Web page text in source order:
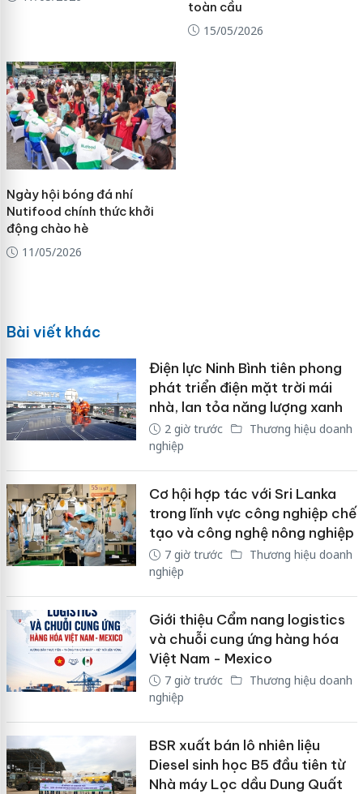
toàn cầu
15/05/2026
Ngày hội bóng đá nhí
Nutifood chính thức khởi
động chào hè
11/05/2026
Bài viết khác
Điện lực Ninh Bình tiên phong
phát triển điện mặt trời mái
nhà, lan tỏa năng lượng xanh
2 giờ trước
Thương hiệu doanh
nghiệp
Cơ hội hợp tác với Sri Lanka
trong lĩnh vực công nghiệp chế
tạo và công nghệ nông nghiệp
7 giờ trước
Thương hiệu doanh
nghiệp
Giới thiệu Cẩm nang logistics
và chuỗi cung ứng hàng hóa
Việt Nam - Mexico
7 giờ trước
Thương hiệu doanh
nghiệp
BSR xuất bán lô nhiên liệu
Diesel sinh học B5 đầu tiên từ
Nhà máy Lọc dầu Dung Quất